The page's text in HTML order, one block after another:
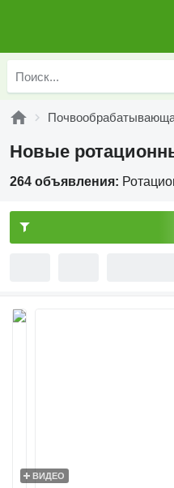
Новые
264 объявления:
ВИДЕО